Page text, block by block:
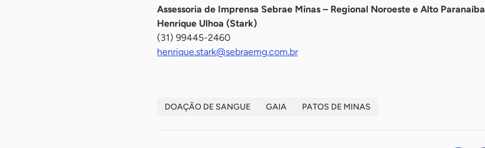
Assessoria de Imprensa Sebrae Minas – Regional Noroeste e Alto Paranaíba
Henrique Ulhoa (Stark)
(31) 99445-2460
henrique.stark@sebraemg.com.br
DOAÇÃO DE SANGUE GAIA PATOS DE MINAS